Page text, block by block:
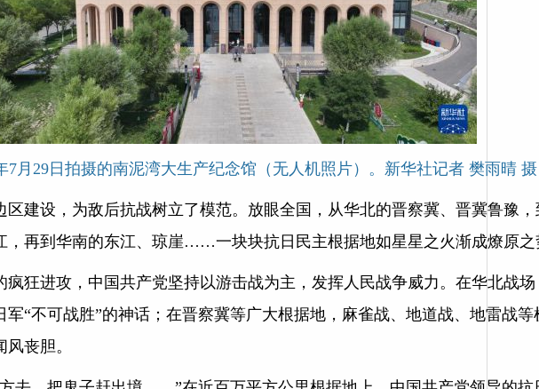
7月29日拍摄的南泥湾大生产纪念馆（无人机照片）。新华社记者 樊雨晴 摄
区建设，为敌后抗战树立了模范。放眼全国，从华北的晋察冀、晋冀鲁豫
，再到华南的东江、琼崖……一块块抗日民主根据地如星星之火渐成燎原之
疯狂进攻，中国共产党坚持以游击战为主，发挥人民战争威力。在华北战场
军“不可战胜”的神话；在晋察冀等广大根据地，麻雀战、地道战、地雷战等
丧胆。